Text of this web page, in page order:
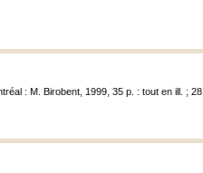
: M. Birobent, 1999, 35 p. : tout en ill. ; 28